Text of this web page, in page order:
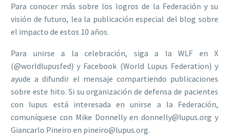
Para conocer más sobre los logros de la Federación y su
visión de futuro, lea la publicación especial del blog sobre
el impacto de estos 10 años.
Para unirse a la celebración, siga a la WLF en X
(@worldlupusfed) y Facebook (World Lupus Federation) y
ayude a difundir el mensaje compartiendo publicaciones
sobre este hito. Si su organización de defensa de pacientes
con lupus está interesada en unirse a la Federación,
comuníquese con Mike Donnelly en donnelly@lupus.org y
Giancarlo Pineiro en pineiro@lupus.org.